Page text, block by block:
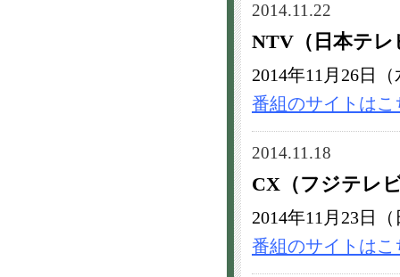
2014.11.22
NTV（日本テ
2014年11月26日
番組のサイトはこ
2014.11.18
CX（フジテレ
2014年11月23日
番組のサイトはこ